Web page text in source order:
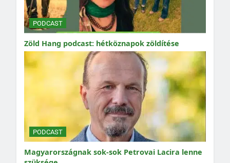
PODCAST
Zöld Hang podcast: hétköznapok zöldítése
PODCAST
Magyarországnak sok-sok Petrovai Lacira lenne